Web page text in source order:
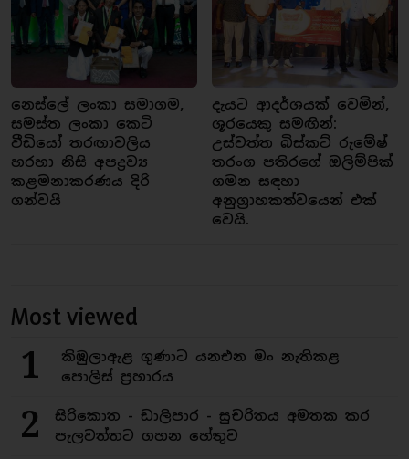
නෙස්ලේ ලංකා සමාගම,
සමස්ත ලංකා කෙටි
වීඩියෝ තරඟාවලිය
හරහා නිසි අපද්‍රව්‍ය
කළමනාකරණය දිරි
ගන්වයි
දැයට ආදර්ශයක් වෙමින්,
ශූරයෙකු සමඟින්:
උස්වත්ත බිස්කට් රුමේෂ්
තරංග පතිරගේ ඔලිම්පික්
ගමන සඳහා
අනුග්‍රාහකත්වයෙන් එක්
වෙයි.
Most viewed
1
කිඹුලාඇළ ගුණාට යනඑන මං නැතිකළ
පොලිස් ප්‍රහාරය
2
සිරිකොත - ඩාලිපාර - සුචරිතය අමතක කර
පැලවත්තට ගහන හේතුව